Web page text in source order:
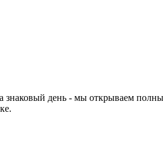
знаковый день - мы открываем